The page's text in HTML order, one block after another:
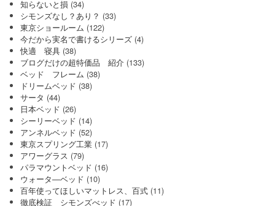
知らないと損 (34)
シモンズなし？あり？ (33)
東京ショールーム (122)
今だから実名で書けるシリーズ (4)
快適 寝具 (38)
ブログだけの超特価品 紹介 (133)
ベッド フレーム (38)
ドリームベッド (38)
サータ (44)
日本ベッド (26)
シーリーベッド (14)
アンネルベッド (52)
東京スプリング工業 (17)
アワーグラス (79)
パラマウントベッド (16)
ウォータ―ベッド (10)
百年使ってほしいマットレス、百式 (11)
徹底検証 シモンズべッド (17)